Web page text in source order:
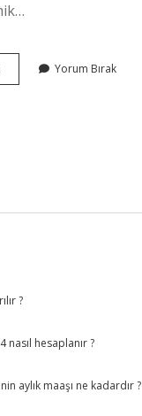
Pili
Yorum Bırak
?
nasıl hesaplanır ?
aylık maaşı ne kadardır ?